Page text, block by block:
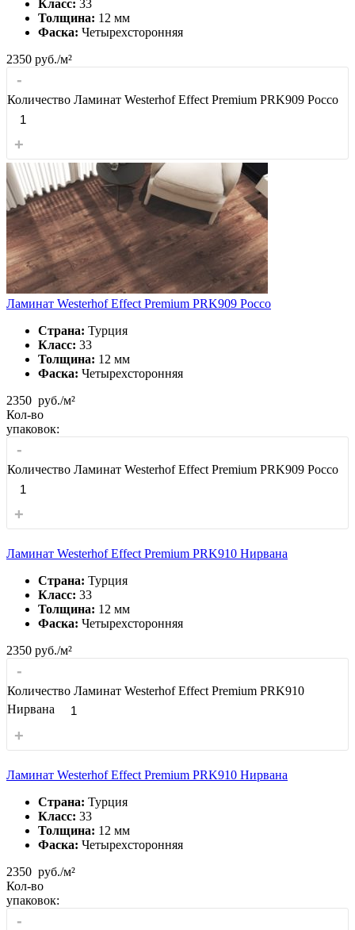
Класс: 33
Толщина: 12 мм
Фаска: Четырехсторонняя
2350 руб./м²
-
Количество Ламинат Westerhof Effect Premium PRK909 Россо
+
Ламинат Westerhof Effect Premium PRK909 Россо
Страна: Турция
Класс: 33
Толщина: 12 мм
Фаска: Четырехсторонняя
2350 руб./м²
Кол-во
упаковок:
-
Количество Ламинат Westerhof Effect Premium PRK909 Россо
+
Ламинат Westerhof Effect Premium PRK910 Нирвана
Страна: Турция
Класс: 33
Толщина: 12 мм
Фаска: Четырехсторонняя
2350 руб./м²
-
Количество Ламинат Westerhof Effect Premium PRK910
Нирвана
+
Ламинат Westerhof Effect Premium PRK910 Нирвана
Страна: Турция
Класс: 33
Толщина: 12 мм
Фаска: Четырехсторонняя
2350 руб./м²
Кол-во
упаковок:
-